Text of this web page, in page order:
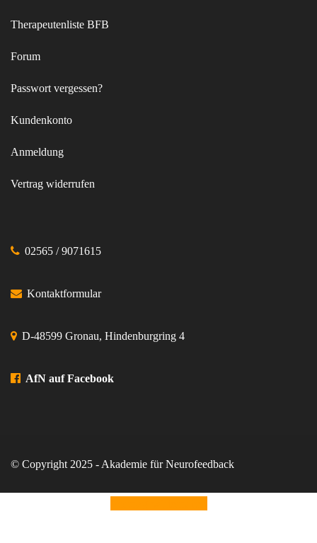
Therapeutenliste BFB
Forum
Passwort vergessen?
Kundenkonto
Anmeldung
Vertrag widerrufen
02565 / 9071615
Kontaktformular
D-48599 Gronau, Hindenburgring 4
AfN auf Facebook
© Copyright 2025 - Akademie für Neurofeedback